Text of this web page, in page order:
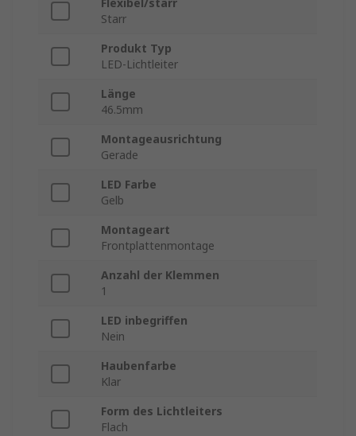
Flexibel/starr
Starr
Produkt Typ
LED-Lichtleiter
Länge
46.5mm
Montageausrichtung
Gerade
LED Farbe
Gelb
Montageart
Frontplattenmontage
Anzahl der Klemmen
1
LED inbegriffen
Nein
Haubenfarbe
Klar
Form des Lichtleiters
Flach